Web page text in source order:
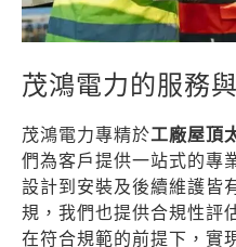
茂鴻電力的服務
茂鴻電力專精於工廠屋頂
們為客戶提供一站式的專
設計到安裝及後續維護皆
規，我們也提供合規性評
在符合規範的前提下，實